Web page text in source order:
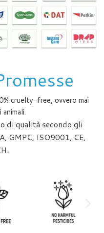
cruelty-free, ovvero mai
di qualità secondo gli
GMPC, ISO9001, CE,